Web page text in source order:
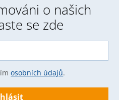
o našich
se zde
osobních údajů.